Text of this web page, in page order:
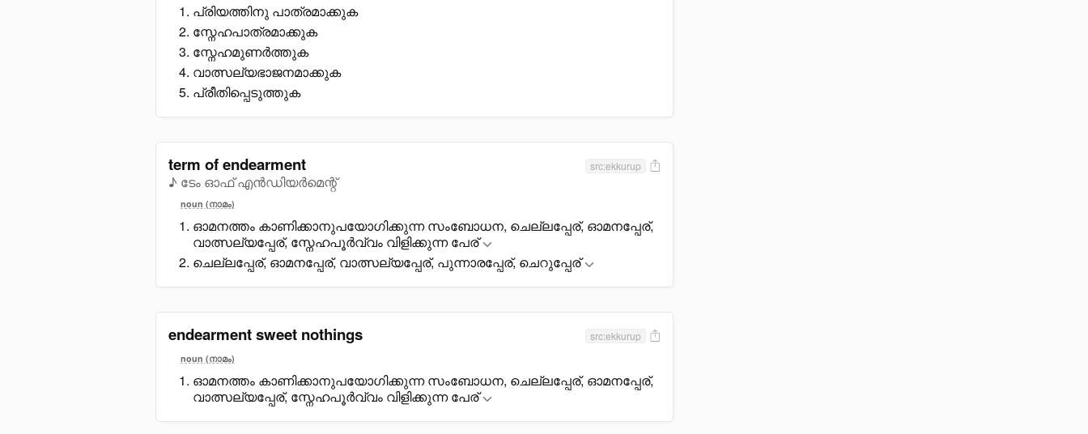
പ്രിയത്തിനു പാത്രമാക്കുക
സ്നേഹപാത്രമാക്കുക
സ്നേഹമുണർത്തുക
വാത്സല്യഭാജനമാക്കുക
പ്രീതിപ്പെടുത്തുക
term of endearment
♪ ടേം ഓഫ് എൻഡിയർമെന്റ്
src:ekkurup
noun (നാമം)
ഓമനത്തം കാണിക്കാനുപയോഗിക്കുന്ന സംബോധന, ചെല്ലപ്പേര്, ഓമനപ്പേര്,
വാത്സല്യപ്പേര്, സ്നേഹപൂർവ്വം വിളിക്കുന്ന പേര്
ചെല്ലപ്പേര്, ഓമനപ്പേര്, വാത്സല്യപ്പേര്, പുന്നാരപ്പേര്, ചെറുപ്പേര്
endearment sweet nothings src:ekkurup
noun (നാമം)
ഓമനത്തം കാണിക്കാനുപയോഗിക്കുന്ന സംബോധന, ചെല്ലപ്പേര്, ഓമനപ്പേര്,
വാത്സല്യപ്പേര്, സ്നേഹപൂർവ്വം വിളിക്കുന്ന പേര്